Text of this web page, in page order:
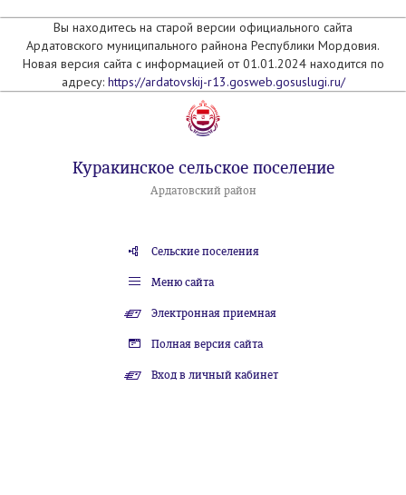
Вы находитесь на старой версии официального сайта
Ардатовского муниципального райнона Республики Мордовия.
Новая версия сайта с информацией от 01.01.2024 находится по
адресу: https://ardatovskij-r13.gosweb.gosuslugi.ru/
Куракинское сельское поселение
Ардатовский район
Сельские поселения
Меню сайта
Электронная приемная
Полная версия сайта
Вход в личный кабинет